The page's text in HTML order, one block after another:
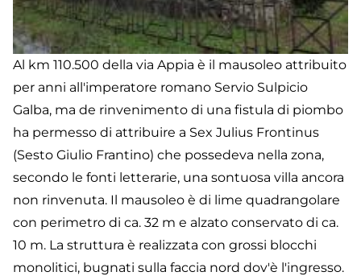
Al km 110.500 della via Appia è il mausoleo attribuito
per anni all'imperatore romano Servio Sulpicio
Galba, ma de rinvenimento di una fistula di piombo
ha permesso di attribuire a Sex Julius Frontinus
(Sesto Giulio Frantino) che possedeva nella zona,
secondo le fonti letterarie, una sontuosa villa ancora
non rinvenuta. Il mausoleo è di lime quadrangolare
con perimetro di ca. 32 m e alzato conservato di ca.
10 m. La struttura è realizzata con grossi blocchi
monolitici, bugnati sulla faccia nord dov'è l'ingresso.